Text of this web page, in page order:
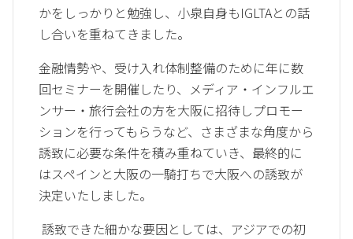
かをしっかりと勉強し、小泉自身もIGLTAとの話
し合いを重ねてきました。
金融情勢や、受け入れ体制整備のために年に数
回セミナーを開催したり、メディア・インフルエ
ンサー・旅行会社の方を大阪に招待しプロモー
ションを行ってもらうなど、さまざまな角度から
誘致に必要な条件を積み重ねていき、最終的に
はスペインと大阪の一騎打ちで大阪への誘致が
決定いたしました。
誘致できた細かな要因としては、アジアでの初